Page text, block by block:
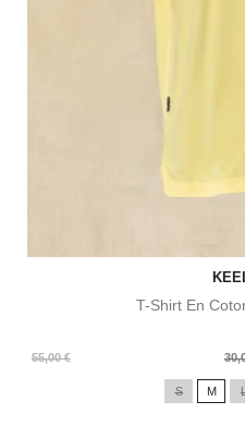
T-Shirt En
55,00 €
Prix
Prix
S M